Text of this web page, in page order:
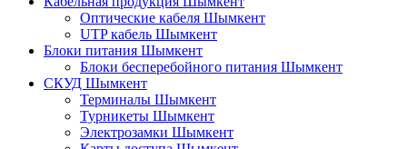
Оптические кабеля Шымкент
UTP кабель Шымкент
Блоки питания Шымкент
Блоки бесперебойного питания Шымкент
СКУД Шымкент
Терминалы Шымкент
Турникеты Шымкент
Электрозамки Шымкент